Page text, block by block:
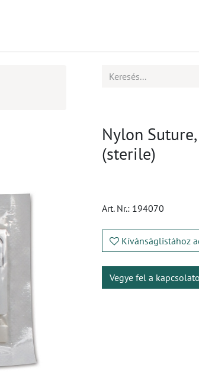
Nylon
(sterile)
Art. Nr.: 194070
Kívánságlistához
Vegye fel a